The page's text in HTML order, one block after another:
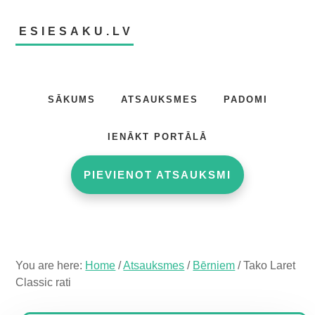
main
primary
footerESIESAKU.LV
SĀKUMS ATSAUKSMES PADOMI
IENĀKT PORTĀLĀ
PIEVIENOT ATSAUKSMI
You are here: Home /Atsauksmes / Bērniem /Tako Laret
Classic rati